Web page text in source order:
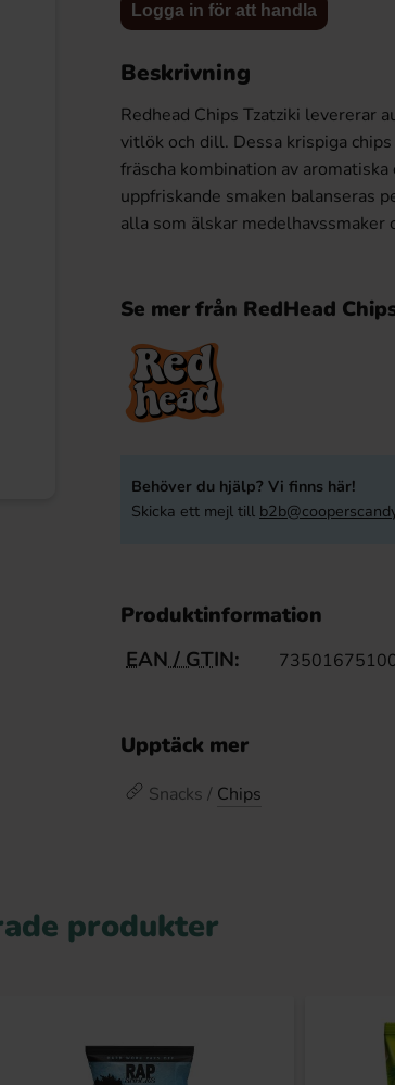
99.50 kr
Logga in för att handla
Logga in för att handla
Beskrivning
Redhead Chips Tzatziki levererar
vitlök och dill. Dessa krispiga
fräscha kombination av
uppfriskande smaken balanseras
alla som älskar medelhavssmaker
Se mer från RedHead
Behöver du hjälp? Vi finns här!
Skicka ett mejl till
Produktinformation
EAN / GTIN:
Upptäck mer
Snacks / Chips
produkter